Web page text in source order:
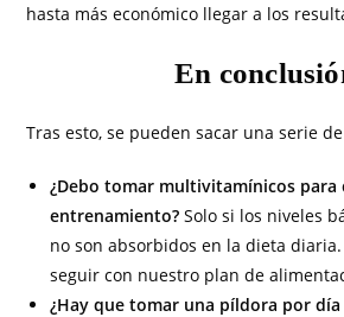
hasta más económico llegar a los
En
Tras esto, se pueden sacar una serie
¿Debo tomar multivitamínicos para
entrenamiento? Solo si los niveles
no son absorbidos en la dieta diaria.
seguir con nuestro plan de
¿Hay que tomar una píldora por día